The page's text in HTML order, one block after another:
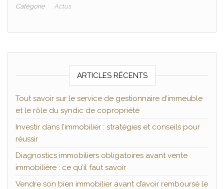
Catégorie Actus
ARTICLES RÉCENTS
Tout savoir sur le service de gestionnaire d’immeuble
et le rôle du syndic de copropriété
Investir dans l’immobilier : stratégies et conseils pour
réussir
Diagnostics immobiliers obligatoires avant vente
immobilière : ce qu’il faut savoir
Vendre son bien immobilier avant d’avoir remboursé le